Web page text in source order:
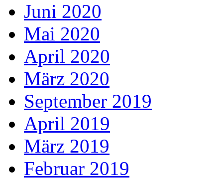
Juni 2020
Mai 2020
April 2020
März 2020
September 2019
April 2019
März 2019
Februar 2019